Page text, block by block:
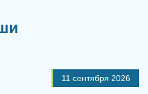
11 сентября 2026